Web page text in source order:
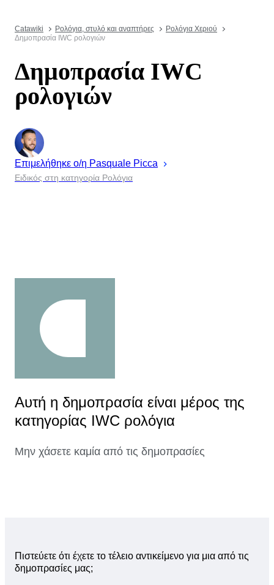
Catawiki Ρολόγια, στυλό και αναπτήρες
Ρολόγια Χεριού
Δημοπρασία IWC ρολογιών
Δημοπρασία IWC
ρολογιών
Επιμελήθηκε ο/η Pasquale Picca
Ειδικός στη κατηγορία Ρολόγια
Αυτή η δημοπρασία είναι μέρος της
κατηγορίας IWC ρολόγια
Μην χάσετε καμία από τις δημοπρασίες
Πιστεύετε ότι έχετε το τέλειο αντικείμενο για μια από τις
δημοπρασίες μας;